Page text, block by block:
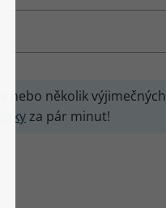
nebo několik výjimečných
za pár minut!